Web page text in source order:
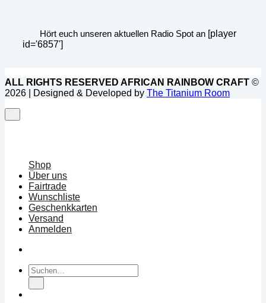
Hört euch unseren aktuellen Radio Spot an [player
id='6857']
ALL RIGHTS RESERVED AFRICAN RAINBOW CRAFT ©
2026 | Designed & Developed by The Titanium Room
Shop
Über uns
Fairtrade
Wunschliste
Geschenkkarten
Versand
Anmelden
Suchen
nach: